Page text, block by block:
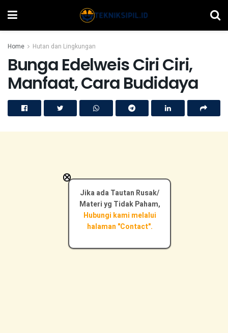
Home Hutan dan Lingkungan
Bunga Edelweis Ciri Ciri,
Manfaat, Cara Budidaya
Jika ada Tautan Rusak/
Materi yg Tidak Paham,
Hubungi kami melalui
halaman "Contact".
×